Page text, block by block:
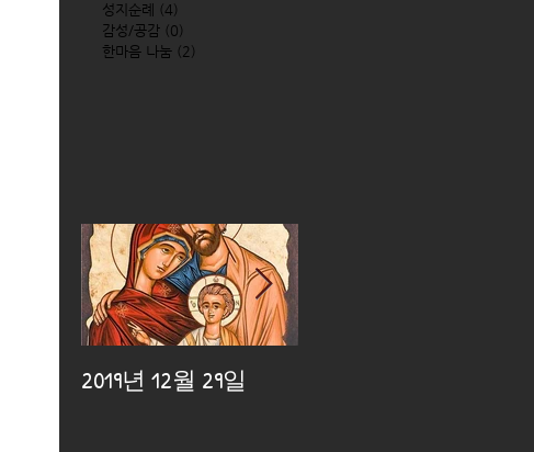
성지순례
(4)
감성/공감 (0)
한마음 나눔 (2)
2019년 12월 29일